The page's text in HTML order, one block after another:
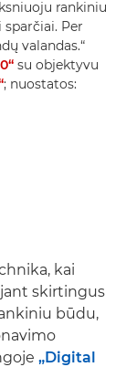
rankiniu
sparčiai. Per
valandas.“
su objektyvu
; nuostatos:
kai
skirtingus
būdu,
„Digital